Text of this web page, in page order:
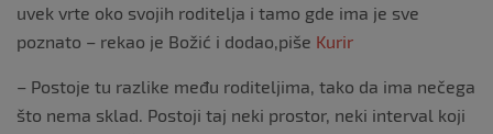
uvek vrte oko svojih roditelja i tamo gde ima je sve
poznato – rekao je Božić i dodao,piše Kurir
– Postoje tu razlike među roditeljima, tako da ima nečega
što nema sklad. Postoji taj neki prostor, neki interval koji